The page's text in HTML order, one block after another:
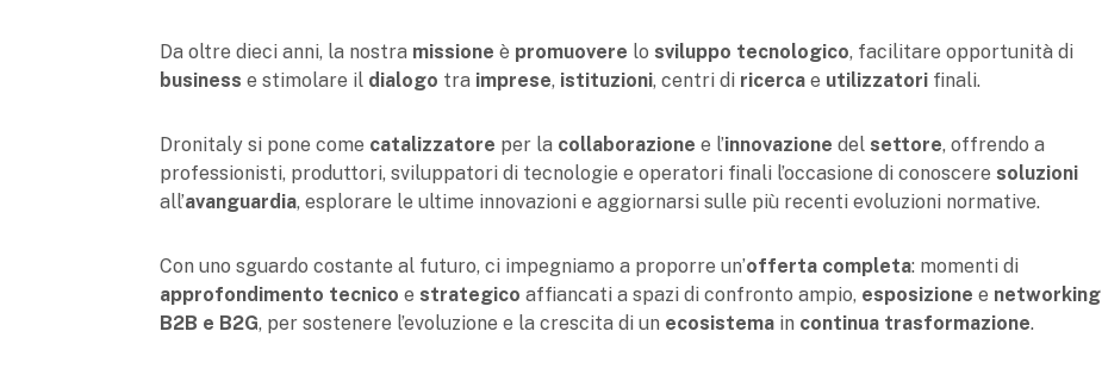
Da oltre dieci anni, la nostra missione è promuovere lo sviluppo tecnologico, facilitare opportunità di
business e stimolare il dialogo tra imprese, istituzioni, centri di ricerca e utilizzatori finali.
Dronitaly si pone come catalizzatore per la collaborazione e l’innovazione del settore, offrendo a
professionisti, produttori, sviluppatori di tecnologie e operatori finali l’occasione di conoscere soluzioni
all’avanguardia, esplorare le ultime innovazioni e aggiornarsi sulle più recenti evoluzioni normative.
Con uno sguardo costante al futuro, ci impegniamo a proporre un’offerta completa: momenti di
approfondimento tecnico e strategico affiancati a spazi di confronto ampio, esposizione e networking
B2B e B2G, per sostenere l’evoluzione e la crescita di un ecosistema in continua trasformazione.